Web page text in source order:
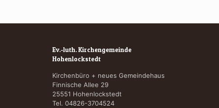
Ev.-luth. Kirchengemeinde
Hohenlockstedt
Kirchenbüro + neues Gemeindehaus
Finnische Allee 29
25551 Hohenlockstedt
Tel. 04826-3704524